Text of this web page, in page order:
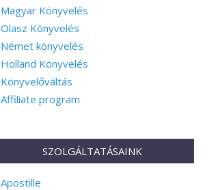
Magyar Könyvelés
Olasz Könyvelés
Német könyvelés
Holland Könyvelés
Könyvelőváltás
Affiliate program
SZOLGÁLTATÁSAINK
Apostille